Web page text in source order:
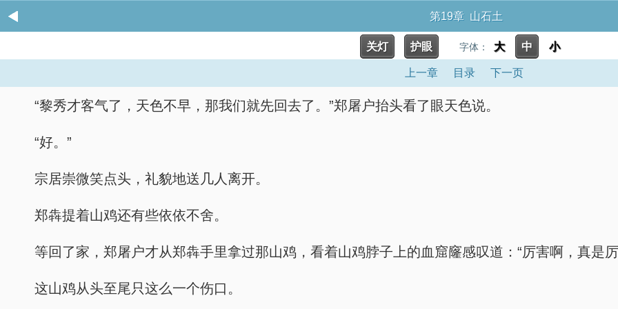
第19章 山石土
关灯 护眼 字体： 大 中 小
上一章 目录 下一页
“黎秀才客气了，天色不早，那我们就先回去了。”郑屠户抬头看了眼天色说。
“好。”
宗居崇微笑点头，礼貌地送几人离开。
郑犇提着山鸡还有些依依不舍。
等回了家，郑屠户才从郑犇手里拿过那山鸡，看着山鸡脖子上的血窟窿感叹道：“厉害啊，真是
这山鸡从头至尾只这么一个伤口。